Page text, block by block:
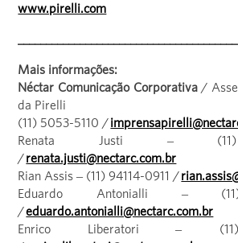
www.pirelli.com
Mais informações:
Néctar Comunicação Corporativa /
da Pirelli
(11) 5053-5110 /
Renata Justi – (11)
/renata.justi@nectarc.com.br
Rian Assis – (11) 94114-0911 /
Eduardo Antonialli – (11)
/eduardo.antonialli@nectarc.com.br
Enrico Liberatori – (11)